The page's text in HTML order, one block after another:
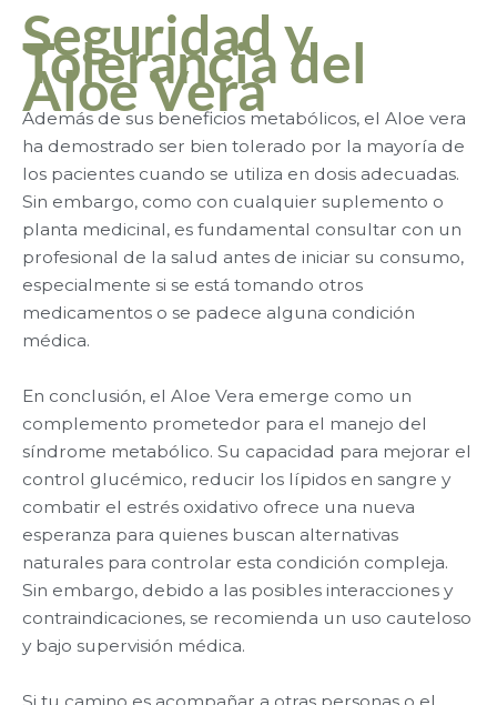
Seguridad y
Tolerancia del
Aloe Vera
Además de sus beneficios metabólicos, el Aloe vera
ha demostrado ser bien tolerado por la mayoría de
los pacientes cuando se utiliza en dosis adecuadas.
Sin embargo, como con cualquier suplemento o
planta medicinal, es fundamental consultar con un
profesional de la salud antes de iniciar su consumo,
especialmente si se está tomando otros
medicamentos o se padece alguna condición
médica.
En conclusión, el Aloe Vera emerge como un
complemento prometedor para el manejo del
síndrome metabólico. Su capacidad para mejorar el
control glucémico, reducir los lípidos en sangre y
combatir el estrés oxidativo ofrece una nueva
esperanza para quienes buscan alternativas
naturales para controlar esta condición compleja.
Sin embargo, debido a las posibles interacciones y
contraindicaciones, se recomienda un uso cauteloso
y bajo supervisión médica.